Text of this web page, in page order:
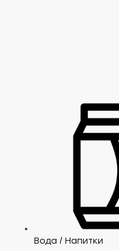
Вода / Напитки